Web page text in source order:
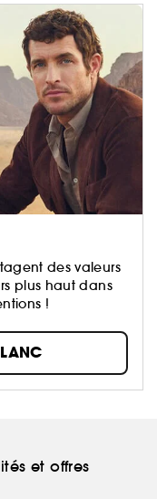
des valeurs
plus haut dans
!
et offres